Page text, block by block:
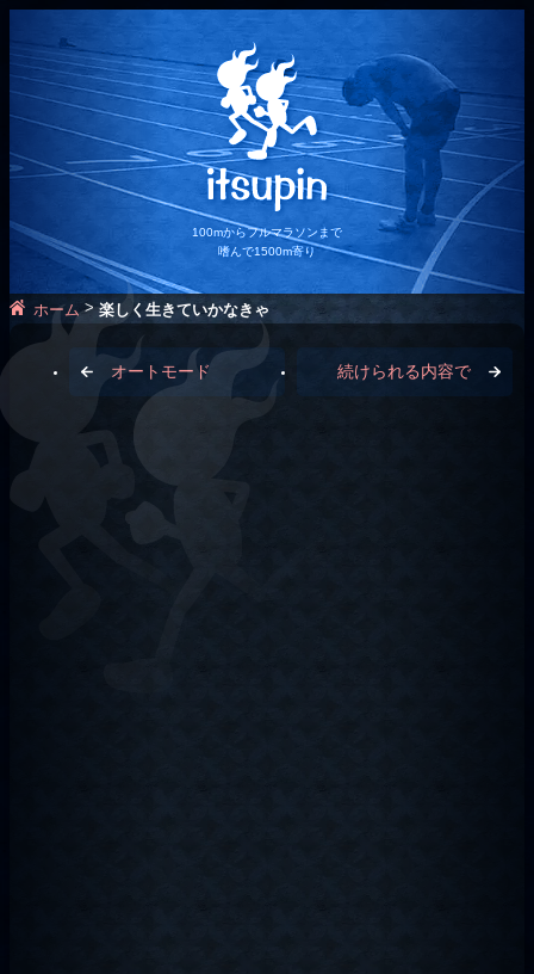
100mからフルマラソンまで
嗜んで1500m寄り
ホーム>楽しく生きていかなきゃ
オートモード 続けられる内容で